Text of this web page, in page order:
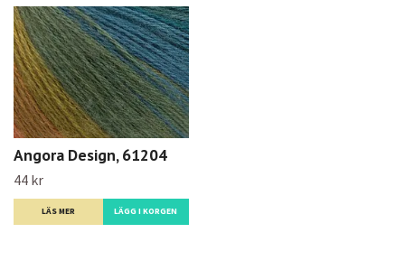
Angora Design, 61204
44 kr
LÄS MER